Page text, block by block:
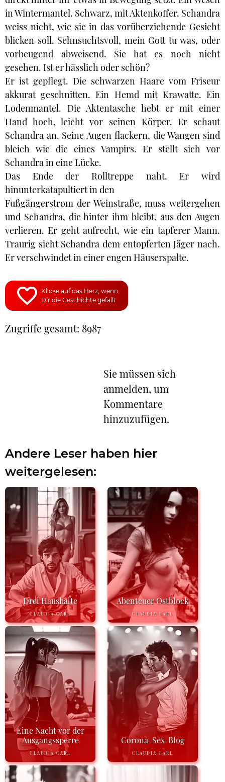
in Wintermantel. Schwarz, mit Aktenkoffer. Schandra
weiss nicht, wie sie in das vorüberziehende Gesicht
blicken soll. Sehnsuchtsvoll, mein Gott tu was, oder
vorbeugend abweisend. Sie hat es noch nicht
gesehen. Ist er hässlich oder schön?
Er ist gepflegt. Die schwarzen Haare vom Friseur
akkurat geschnitten. Ein Hemd mit Krawatte. Ein
Lodenmantel. Die Aktentasche hebt er mit einer
Hand hoch, leicht vor seinen Körper. Er schaut
Schandra an. Seine Augen flackern, die Wangen sind
bleich wie die eines Vampirs. Er stellt sich vor
Schandra in eine Lücke.
Das Ende der Rolltreppe naht. Er wird
hinunterkatapultiert in den
Fußgängerstrom der Weinstraße, muss weitergehen
und Schandra, die hinter ihm bleibt, aus den Augen
verlieren. Er geht aufrecht, wie ein tapferer Mann.
Traurig sieht Schandra dem entopferten Jäger nach.
Er verschwindet in einer engen Häuserspalte.
Klicke auf das Herz, wenn
Dir die Geschichte gefällt
Zugriffe gesamt: 8987
Sie müssen sich
anmelden, um
Kommentare
hinzuzufügen.
Andere Leser haben hier
weitergelesen:
Drei Haushalte
CLAUDIA CARL
Abenteuer Ostblock
CLAUDIA CARL
Eine Nacht vor der
Ausgangssperre
CLAUDIA CARL
Corona-Sex-Blog
CLAUDIA CARL